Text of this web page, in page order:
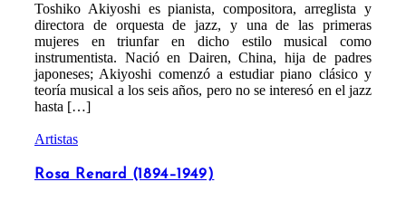
Toshiko Akiyoshi es pianista, compositora, arreglista y
directora de orquesta de jazz, y una de las primeras
mujeres en triunfar en dicho estilo musical como
instrumentista. Nació en Dairen, China, hija de padres
japoneses; Akiyoshi comenzó a estudiar piano clásico y
teoría musical a los seis años, pero no se interesó en el jazz
hasta […]
Artistas
Rosa Renard (1894–1949)